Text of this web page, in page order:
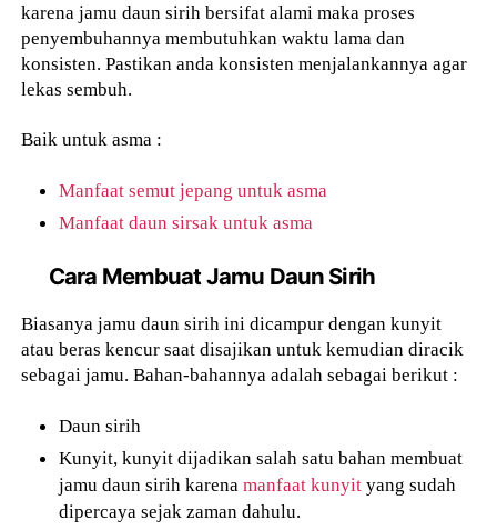
karena jamu daun sirih bersifat alami maka proses
penyembuhannya membutuhkan waktu lama dan
konsisten. Pastikan anda konsisten menjalankannya agar
lekas sembuh.
Baik untuk asma :
Manfaat semut jepang untuk asma
Manfaat daun sirsak untuk asma
Cara Membuat Jamu Daun Sirih
Biasanya jamu daun sirih ini dicampur dengan kunyit
atau beras kencur saat disajikan untuk kemudian diracik
sebagai jamu. Bahan-bahannya adalah sebagai berikut :
Daun sirih
Kunyit, kunyit dijadikan salah satu bahan membuat
jamu daun sirih karenamanfaat kunyit yang sudah
dipercaya sejak zaman dahulu.